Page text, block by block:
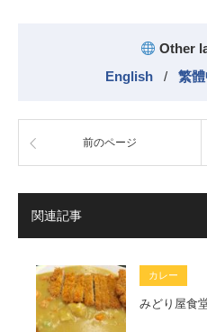
Other
English
/ 繁
前のページ
関連記事
カレー
みどり屋食